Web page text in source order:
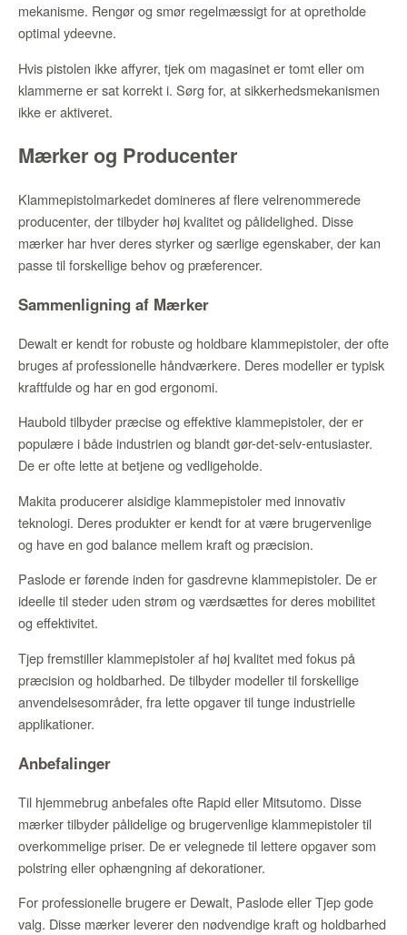
mekanisme. Rengør og smør regelmæssigt for at opretholde
optimal ydeevne.
Hvis pistolen ikke affyrer, tjek om magasinet er tomt eller om
klammerne er sat korrekt i. Sørg for, at sikkerhedsmekanismen
ikke er aktiveret.
Mærker og Producenter
Klammepistolmarkedet domineres af flere velrenommerede
producenter, der tilbyder høj kvalitet og pålidelighed. Disse
mærker har hver deres styrker og særlige egenskaber, der kan
passe til forskellige behov og præferencer.
Sammenligning af Mærker
Dewalt er kendt for robuste og holdbare klammepistoler, der ofte
bruges af professionelle håndværkere. Deres modeller er typisk
kraftfulde og har en god ergonomi.
Haubold tilbyder præcise og effektive klammepistoler, der er
populære i både industrien og blandt gør-det-selv-entusiaster.
De er ofte lette at betjene og vedligeholde.
Makita producerer alsidige klammepistoler med innovativ
teknologi. Deres produkter er kendt for at være brugervenlige
og have en god balance mellem kraft og præcision.
Paslode er førende inden for gasdrevne klammepistoler. De er
ideelle til steder uden strøm og værdsættes for deres mobilitet
og effektivitet.
Tjep fremstiller klammepistoler af høj kvalitet med fokus på
præcision og holdbarhed. De tilbyder modeller til forskellige
anvendelsesområder, fra lette opgaver til tunge industrielle
applikationer.
Anbefalinger
Til hjemmebrug anbefales ofte Rapid eller Mitsutomo. Disse
mærker tilbyder pålidelige og brugervenlige klammepistoler til
overkommelige priser. De er velegnede til lettere opgaver som
polstring eller ophængning af dekorationer.
For professionelle brugere er Dewalt, Paslode eller Tjep gode
valg. Disse mærker leverer den nødvendige kraft og holdbarhed